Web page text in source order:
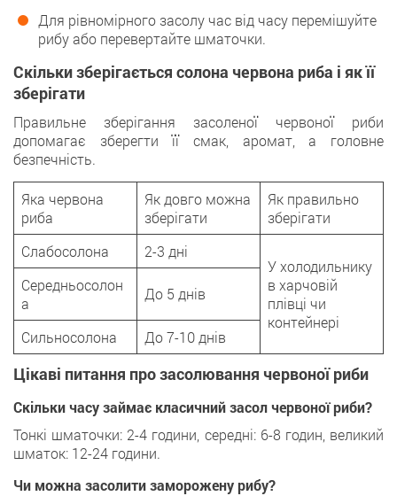
Для рівномірного засолу час від часу перемішуйте
рибу або перевертайте шматочки.
Скільки зберігається солона червона риба і як її
зберігати
Правильне зберігання засоленої червоної риби
допомагає зберегти її смак, аромат, а головне
безпечність.
Яка червона
риба
Як довго можна
зберігати
Як правильно
зберігати
Слабосолона
2-3 дні
У холодильнику
в харчовій
плівці чи
контейнері
Середньосолон
а
До 5 днів
Сильносолона До 7-10 днів
Цікаві питання про засолювання червоної риби
Скільки часу займає класичний засол червоної риби?
Тонкі шматочки: 2-4 години, середні: 6-8 годин, великий
шматок: 12-24 години.
Чи можна засолити заморожену рибу?